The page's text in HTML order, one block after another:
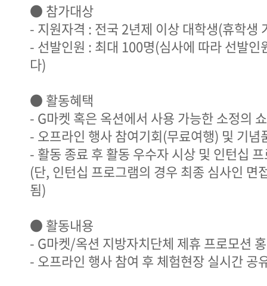
● 참가대상
- 지원자격 : 전국 2년제 이상 대학생(휴학생
- 선발인원 : 최대 100명(심사에 따라 선발인
다)
● 활동혜택
- G마켓 혹은 옥션에서 사용 가능한 소정의
- 오프라인 행사 참여기회(무료여행) 및 기념
- 활동 종료 후 활동 우수자 시상 및 인턴십
(단, 인턴십 프로그램의 경우 최종 심사인 면
됨)
● 활동내용
- G마켓/옥션 지방자치단체 제휴 프로모션
- 오프라인 행사 참여 후 체험현장 실시간 공